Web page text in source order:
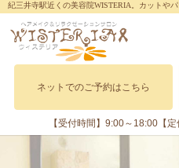
紀三井寺駅近くの美容院WISTERIA。カットや
ネットでのご予約はこちら
【受付時間】9:00～18:00 【